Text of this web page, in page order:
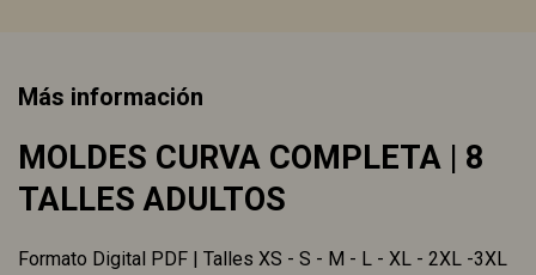
Más información
MOLDES CURVA COMPLETA | 8
TALLES ADULTOS
Formato Digital PDF | Talles XS - S - M - L - XL - 2XL -3XL